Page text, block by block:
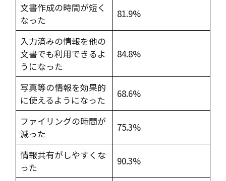
文書作成の時間が短く
なった
81.9%
入力済みの情報を他の
文書でも利用できるよ
うになった
84.8%
写真等の情報を効果的
に使えるようになった
68.6%
ファイリングの時間が
減った
75.3%
情報共有がしやすくな
った
90.3%